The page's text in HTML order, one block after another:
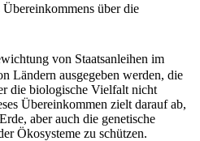
über die
von Staatsanleihen im
Ländern ausgegeben werden, die
die biologische Vielfalt nicht
Übereinkommen zielt darauf ab,
aber auch die genetische
Ökosysteme zu schützen.